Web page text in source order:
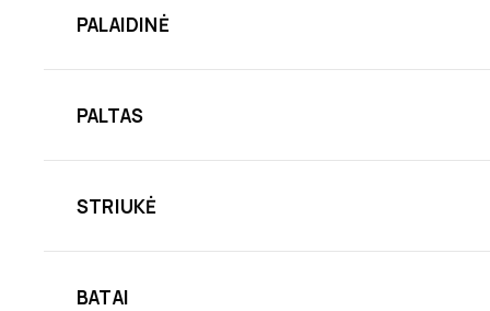
PALAIDINĖ
PALTAS
STRIUKĖ
BATAI